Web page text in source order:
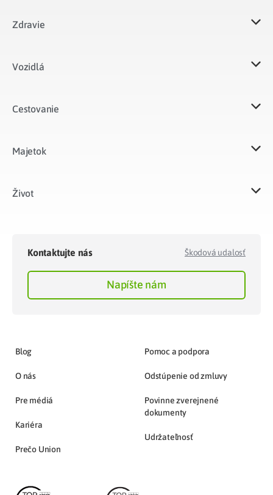
Zdravie
Vozidlá​
Cestovanie
Majetok​
Život​
Kontaktujte nás Škodová udalosť
Napíšte nám
Blog
O nás
Pre médiá
Kariéra
Prečo Union
Pomoc a podpora
Odstúpenie od zmluvy
Povinne zverejnené
dokumenty
Udržateľnosť